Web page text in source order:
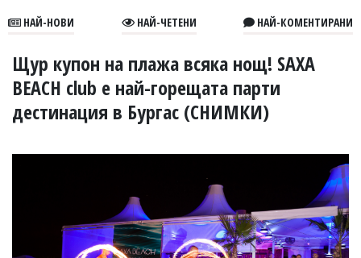
В
УКРАЙНА
СПОРТ
БИЗНЕС
НАЙ-НОВИ НАЙ-ЧЕТЕНИ НАЙ-КОМЕНТИРАНИ
Щур купон на плажа всяка нощ! SAXA
BEACH club е най-горещата парти
дестинация в Бургас (СНИМКИ)